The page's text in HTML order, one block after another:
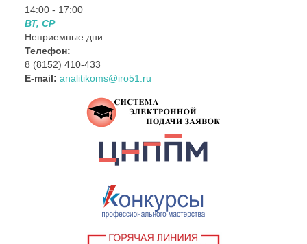
14:00 - 17:00
ВТ, СР
Неприемные дни
Телефон:
8 (8152) 410-433
E-mail: analitikoms@iro51.ru